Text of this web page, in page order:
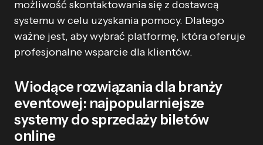
możliwość skontaktowania się z dostawcą
systemu w celu uzyskania pomocy. Dlatego
ważne jest, aby wybrać platformę, która oferuje
profesjonalne wsparcie dla klientów.
Wiodące rozwiązania dla branży
eventowej: najpopularniejsze
systemy do sprzedaży biletów
online